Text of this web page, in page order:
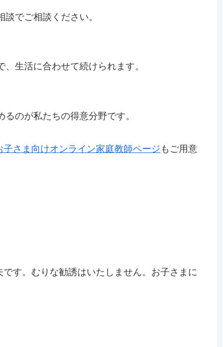
でご相談ください。
生活に合わせて続けられます。
のが私たちの得意分野です。
子さま向けオンライン家庭教師ページ もご用意
す。むりな勧誘はいたしません。お子さまに